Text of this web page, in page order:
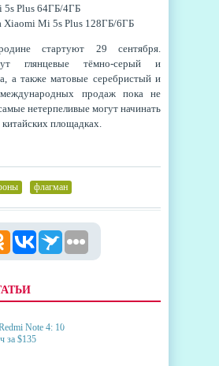
5s Plus 64ГБ/4ГБ
Xiaomi Mi 5s Plus 128ГБ/6ГБ
стартуют 29 сентября.
глянцевые тёмно-серый и
а также матовые серебристый и
продаж пока не
нетерпеливые могут начинать
китайских площадках.
флагман